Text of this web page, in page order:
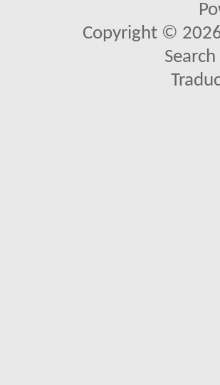
Copyright ©